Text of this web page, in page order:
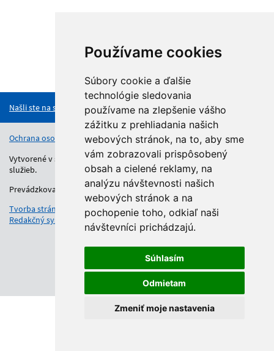
Používame cookies
Súbory cookie a ďalšie
technológie sledovania
používame na zlepšenie vášho
zážitku z prehliadania našich
webových stránok, na to, aby sme
vám zobrazovali prispôsobený
obsah a cielené reklamy, na
analýzu návštevnosti našich
webových stránok a na
pochopenie toho, odkiaľ naši
návštevníci prichádzajú.
Súhlasím
Odmietam
Zmeniť moje nastavenia
Našli ste na stránke chybu?
Ochrana osobných údajov Vyhlásenie o prístupnosti
Kontakt
Vytvorené v súlade s Jednotným dizajn manuálom elektronických
služieb.
Prevádzkovateľom služby je Regionálny úrad školskej správy.
Tvorba stránok
: Aglo Solutions
Redakčný systém
: SysCom